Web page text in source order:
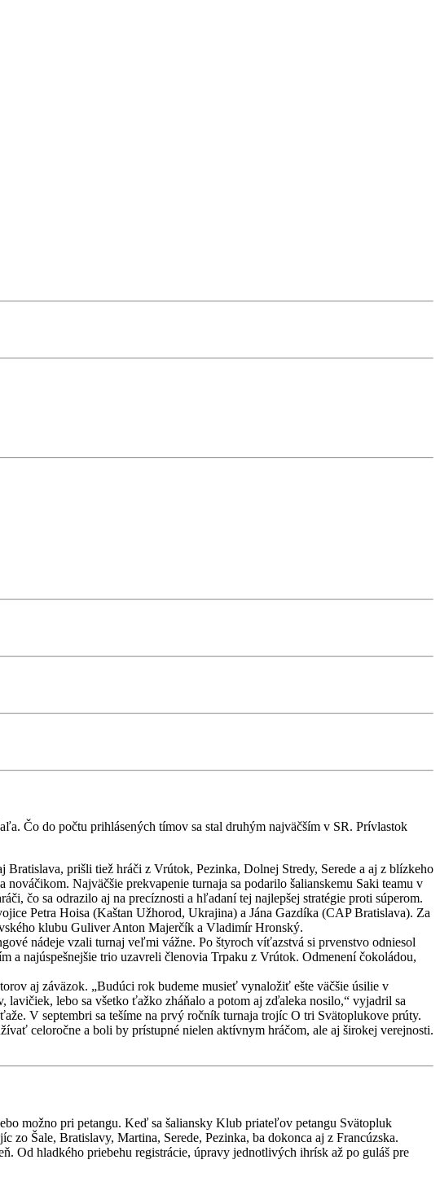
Čo do počtu prihlásených tímov sa stal druhým najväčším v SR. Prívlastok
prišli tiež hráči z Vrútok, Pezinka, Dolnej Stredy, Serede a aj z blízkeho
Najväčšie prekvapenie turnaja sa podarilo šalianskemu Saki teamu v
čo sa odrazilo aj na precíznosti a hľadaní tej najlepšej stratégie proti súperom.
Petra Hoisa (Kaštan Užhorod, Ukrajina) a Jána Gazdíka (CAP Bratislava). Za
klubu Guliver Anton Majerčík a Vladimír Hronský.
nádeje vzali turnaj veľmi vážne. Po štyroch víťazstvá si prvenstvo odniesol
najúspešnejšie trio uzavreli členovia Trpaku z Vrútok. Odmenení čokoládou,
aj záväzok. „Budúci rok budeme musieť vynaložiť ešte väčšie úsilie v
lebo sa všetko ťažko zháňalo a potom aj zďaleka nosilo,“ vyjadril sa
V septembri sa tešíme na prvý ročník turnaja trojíc O tri Svätoplukove prúty.
celoročne a boli by prístupné nielen aktívnym hráčom, ale aj širokej verejnosti.
možno pri petangu. Keď sa šaliansky Klub priateľov petangu Svätopluk
Šale, Bratislavy, Martina, Serede, Pezinka, ba dokonca aj z Francúzska.
Od hladkého priebehu registrácie, úpravy jednotlivých ihrísk až po guláš pre